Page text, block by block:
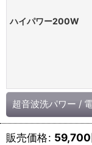
ハイパワー200W
超音波洗パワー /
販売価格: 59,700